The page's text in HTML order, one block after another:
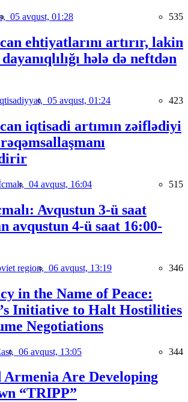
05 avqust, 01:28 535
ehtiyatlarını artırır, lakin
hələ də neftdən
05 avqust, 01:24 423
iqtisadi artımın zəiflədiyi
04 avqust, 16:04 515
Avqustun 3-ü saat
avqustun 4-ü saat 16:00-
region, 06 avqust, 13:19 346
in the Name of Peace:
Initiative to Halt Hostilities
Negotiations
06 avqust, 13:05 344
Are Developing
“TRIPP”